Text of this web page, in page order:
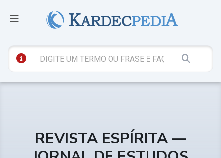
REVISTA ESPÍRITA —